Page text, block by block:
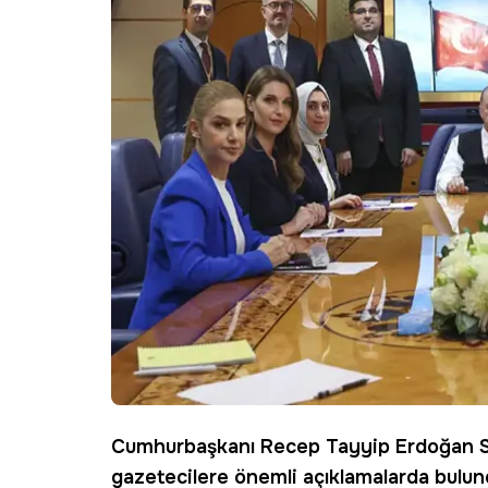
Cumhurbaşkanı Recep Tayyip Erdoğan
gazetecilere önemli açıklamalarda